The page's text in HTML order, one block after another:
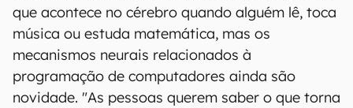
que acontece no cérebro quando alguém lê, toca
música ou estuda matemática, mas os
mecanismos neurais relacionados à
programação de computadores ainda são
novidade. "As pessoas querem saber o que torna